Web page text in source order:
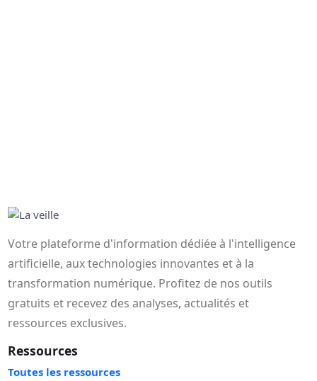
Votre plateforme d'information dédiée à l'intelligence
artificielle, aux technologies innovantes et à la
transformation numérique. Profitez de nos outils
gratuits et recevez des analyses, actualités et
ressources exclusives.
Ressources
Toutes les ressources